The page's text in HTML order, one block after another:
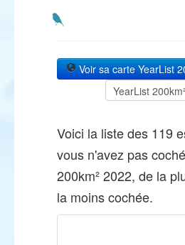
Voir sa carte YearList
Voici la liste des 119
vous n'avez pas
200km² 2022, de la
la moins cochée.